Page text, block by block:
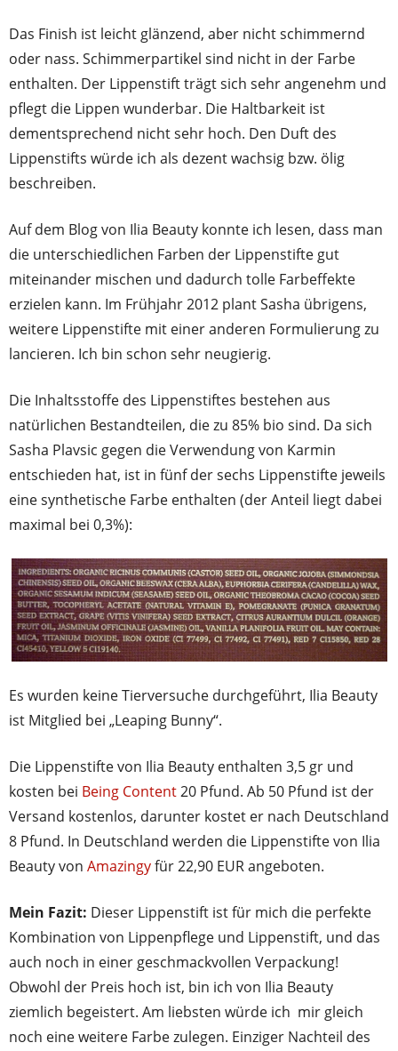
Das Finish ist leicht glänzend, aber nicht schimmernd
oder nass. Schimmerpartikel sind nicht in der Farbe
enthalten. Der Lippenstift trägt sich sehr angenehm und
pflegt die Lippen wunderbar. Die Haltbarkeit ist
dementsprechend nicht sehr hoch. Den Duft des
Lippenstifts würde ich als dezent wachsig bzw. ölig
beschreiben.
Auf dem Blog von Ilia Beauty konnte ich lesen, dass man
die unterschiedlichen Farben der Lippenstifte gut
miteinander mischen und dadurch tolle Farbeffekte
erzielen kann. Im Frühjahr 2012 plant Sasha übrigens,
weitere Lippenstifte mit einer anderen Formulierung zu
lancieren. Ich bin schon sehr neugierig.
Die Inhaltsstoffe des Lippenstiftes bestehen aus
natürlichen Bestandteilen, die zu 85% bio sind. Da sich
Sasha Plavsic gegen die Verwendung von Karmin
entschieden hat, ist in fünf der sechs Lippenstifte jeweils
eine synthetische Farbe enthalten (der Anteil liegt dabei
maximal bei 0,3%):
Es wurden keine Tierversuche durchgeführt, Ilia Beauty
ist Mitglied bei „Leaping Bunny“.
Die Lippenstifte von Ilia Beauty enthalten 3,5 gr und
kosten bei Being Content20 Pfund. Ab 50 Pfund ist der
Versand kostenlos, darunter kostet er nach Deutschland
8 Pfund. In Deutschland werden die Lippenstifte von Ilia
Beauty von Amazingyfür 22,90 EUR angeboten.
Mein Fazit: Dieser Lippenstift ist für mich die perfekte
Kombination von Lippenpflege und Lippenstift, und das
auch noch in einer geschmackvollen Verpackung!
Obwohl der Preis hoch ist, bin ich von Ilia Beauty
ziemlich begeistert. Am liebsten würde ich mir gleich
noch eine weitere Farbe zulegen. Einziger Nachteil des